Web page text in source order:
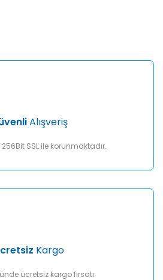
Yorum Yaz
daha pahalı.
Alışveriş
256Bit SSL ile korunmaktadır.
Kargo
ücretsiz kargo fırsatı.